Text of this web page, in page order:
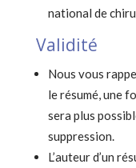
national de
Validité
Nous vous
le résumé, une
sera plus
suppression.
L’auteur d’un